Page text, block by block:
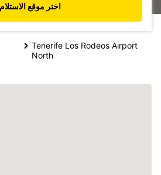
اختر موقع الاستلام
Tenerife Los Rodeos Airport
North